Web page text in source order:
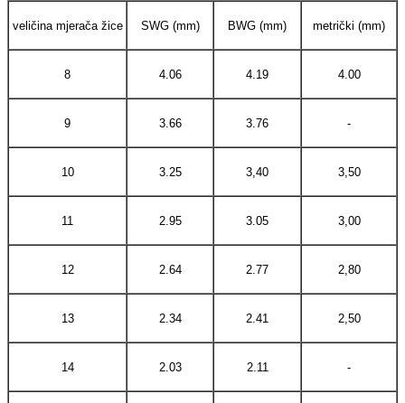
veličina mjerača žice SWG (mm) BWG (mm) metrički (mm)
8 4.06 4.19 4.00
9 3.66 3.76 -
10 3.25 3,40 3,50
11 2.95 3.05 3,00
12 2.64 2.77 2,80
13 2.34 2.41 2,50
14 2.03 2.11 -